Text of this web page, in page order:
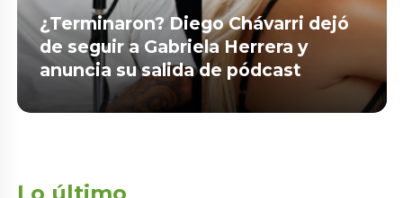
¿Terminaron? Diego Chávarri dejó
de seguir a Gabriela Herrera y
anuncia su salida de pódcast